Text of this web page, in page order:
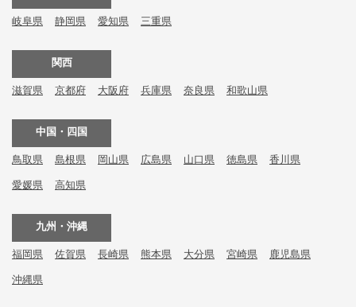
岐阜県 静岡県 愛知県 三重県
関西
滋賀県 京都府 大阪府 兵庫県 奈良県 和歌山県
中国・四国
鳥取県 島根県 岡山県 広島県 山口県 徳島県 香川県
愛媛県 高知県
九州・沖縄
福岡県 佐賀県 長崎県 熊本県 大分県 宮崎県 鹿児島県
沖縄県